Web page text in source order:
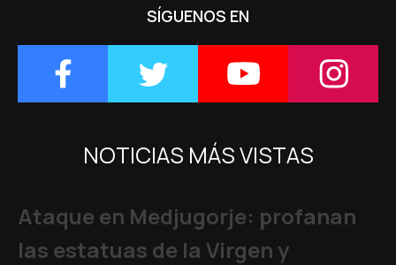
SÍGUENOS EN
NOTICIAS MÁS VISTAS
Ataque en Medjugorje: profanan
las estatuas de la Virgen y